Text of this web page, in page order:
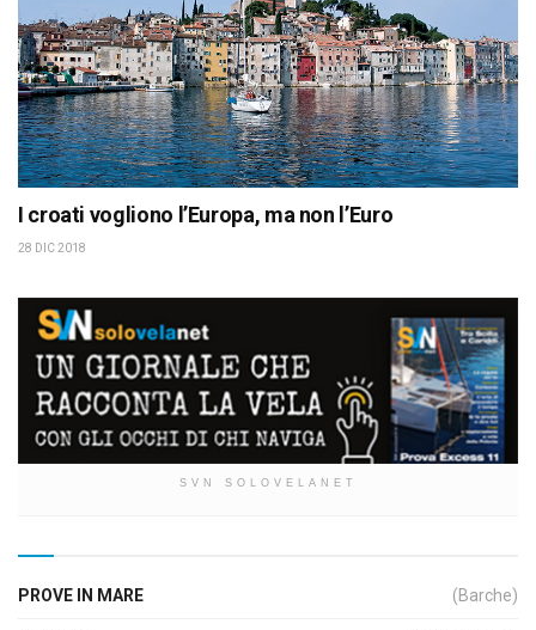
I croati vogliono l’Europa, ma non l’Euro
28 DIC 2018
SVN SOLOVELANET
PROVE IN MARE (Barche)